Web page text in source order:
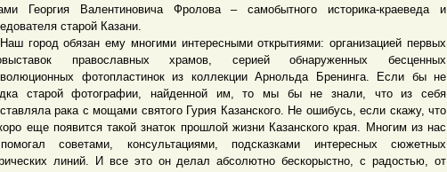
Георгия Валентиновича Фролова – самобытного историка-краеведа и
старой Казани.
город обязан ему многими интересными открытиями: организацией первых
православных храмов, серией обнаруженных бесценных
фотопластинок из коллекции Арнольда Бренинга. Если бы не
старой фотографии, найденной им, то мы бы не знали, что из себя
рака с мощами святого Гурия Казанского. Не ошибусь, если скажу, что
еще появится такой знаток прошлой жизни Казанского края. Многим из нас
советами, консультациями, подсказками интересных сюжетных
линий. И все это он делал абсолютно бескорыстно, с радостью, от